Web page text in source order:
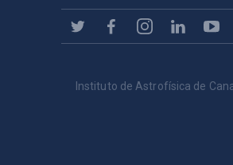
Instituto de Astrofísica de